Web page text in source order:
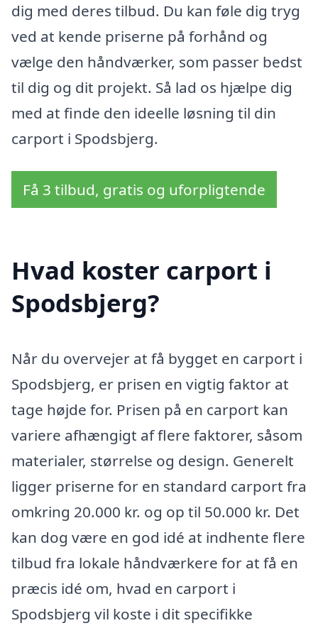
dig med deres tilbud. Du kan føle dig tryg
ved at kende priserne på forhånd og
vælge den håndværker, som passer bedst
til dig og dit projekt. Så lad os hjælpe dig
med at finde den ideelle løsning til din
carport i Spodsbjerg.
Få 3 tilbud, gratis og uforpligtende
Hvad koster carport i
Spodsbjerg?
Når du overvejer at få bygget en carport i
Spodsbjerg, er prisen en vigtig faktor at
tage højde for. Prisen på en carport kan
variere afhængigt af flere faktorer, såsom
materialer, størrelse og design. Generelt
ligger priserne for en standard carport fra
omkring 20.000 kr. og op til 50.000 kr. Det
kan dog være en god idé at indhente flere
tilbud fra lokale håndværkere for at få en
præcis idé om, hvad en carport i
Spodsbjerg vil koste i dit specifikke